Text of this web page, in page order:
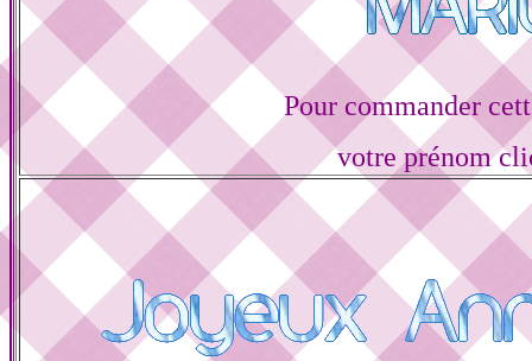
Pour commander
votre prénom